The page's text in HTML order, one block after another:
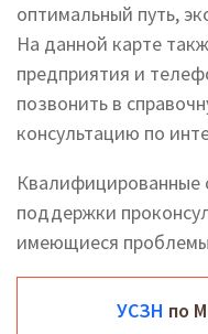
оптимальный путь,
На данной карте
предприятия и
позвонить в
консультацию по
Квалифицированные
поддержки
имеющиеся
УСЗН по